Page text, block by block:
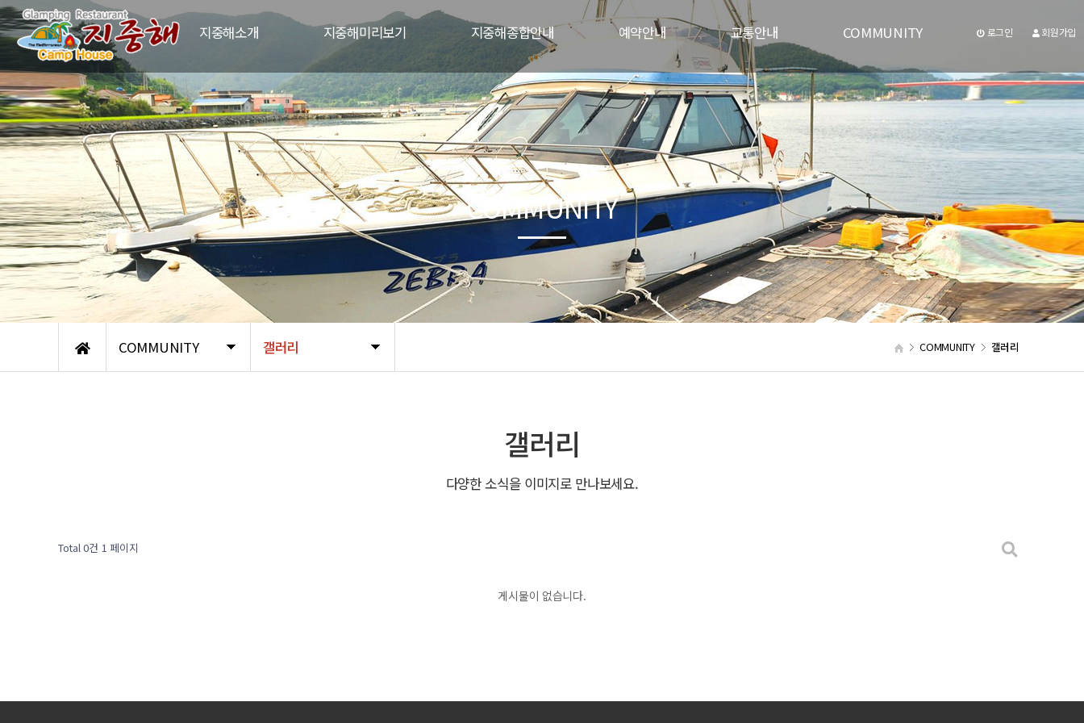
지중해소개
지중해펜션소개
지중해펜션역사
오시는길
지중해미리보기
모닥불룸
야자수룸
크루저룸
지중해룸
외부전경
지중해종합안내
식당메뉴
지중해현동점
갯벌체험
주변관광지안내
1:1문의
예약안내
실시간예약
예약확인
객실사용안내
예약계좌안내
교통안내
교통안내
교통안내
COMMUNITY
공지사항
갤러리
숙박후기
유투브동영상
통합검색
자주하시는질문
로그인 회원가입
COMMUNITY 갤러리 COMMUNITY 갤러리
COMMUNITY
갤러리
다양한 소식을 이미지로 만나보세요.
Total 0건 1 페이지
게시물이 없습니다.